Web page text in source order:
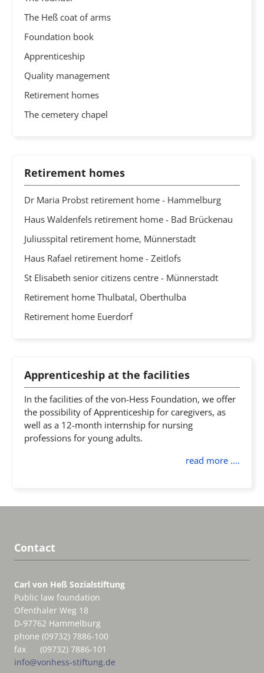
The Heß coat of arms
Foundation book
Apprenticeship
Quality management
Retirement homes
The cemetery chapel
Retirement homes
Dr Maria Probst retirement home - Hammelburg
Haus Waldenfels retirement home - Bad Brückenau
Juliusspital retirement home, Münnerstadt
Haus Rafael retirement home - Zeitlofs
St Elisabeth senior citizens centre - Münnerstadt
Retirement home Thulbatal, Oberthulba
Retirement home Euerdorf
Apprenticeship at the facilities
In the facilities of the von-Hess Foundation, we offer
the possibility of Apprenticeship for caregivers, as
well as a 12-month internship for nursing
professions for young adults.
read more ....
Contact
Carl von Heß Sozialstiftung
Public law foundation
Ofenthaler Weg 18
D-97762 Hammelburg
phone (09732) 7886-100
fax (09732) 7886-101
info@vonhess-stiftung.de